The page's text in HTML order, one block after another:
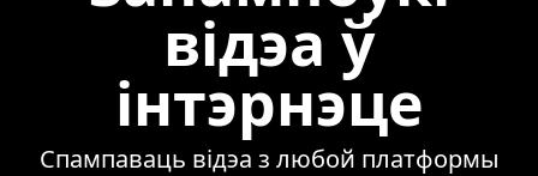
відэа ў
інтэрнэце
Спампаваць відэа з любой платформы